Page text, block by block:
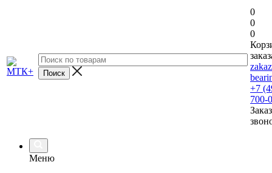
0
0
0
+7
700-
Меню